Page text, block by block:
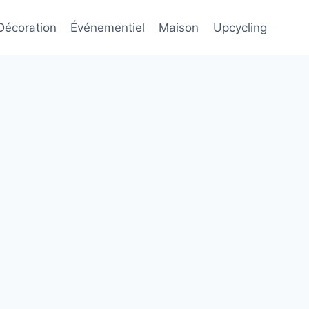
Événementiel Maison Upcycling